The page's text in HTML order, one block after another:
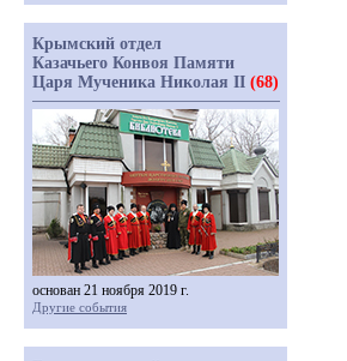
Крымский отдел
Казачьего Конвоя Памяти
Царя Мученика Николая II (68)
основан 21 ноября 2019 г.
Другие события